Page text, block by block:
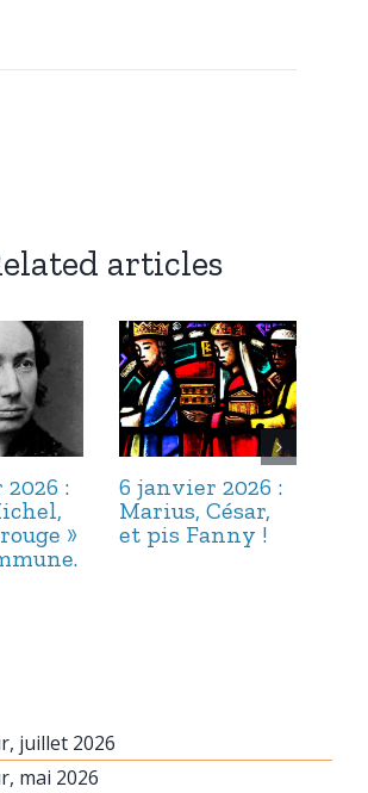
articles
:
»
6 janvier 2026 :
Marius, César,
et pis Fanny !
juillet 2026
mai 2026